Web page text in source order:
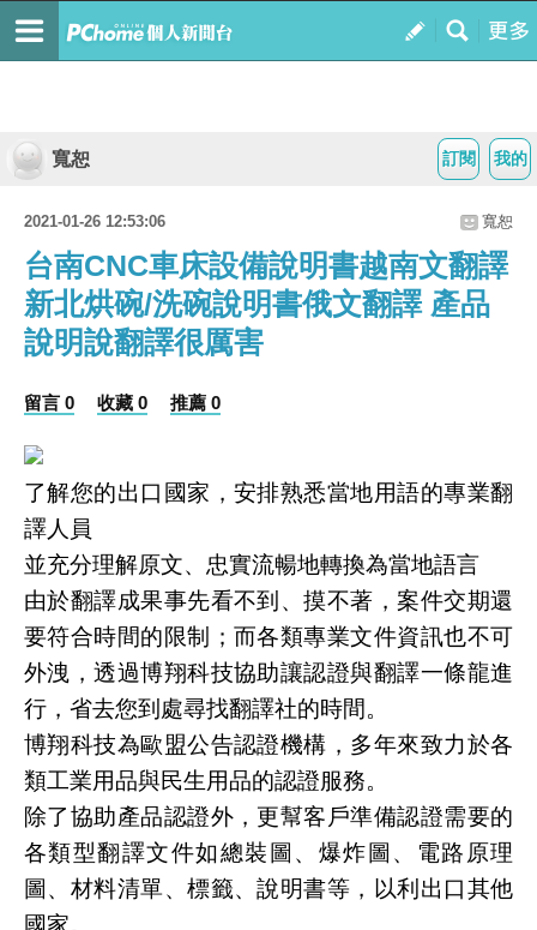
我的
訂閱
寬恕
2021-01-26 12:53:06 寬恕
台南CNC車床設備說明書越南文翻譯
新北烘碗/洗碗說明書俄文翻譯 產品
說明說翻譯很厲害
留言 0 收藏 0 推薦 0
了解您的出口國家，安排熟悉當地用語的專業翻
譯人員
並充分理解原文、忠實流暢地轉換為當地語言
由於翻譯成果事先看不到、摸不著，案件交期還
要符合時間的限制；而各類專業文件資訊也不可
外洩，透過博翔科技協助讓認證與翻譯一條龍進
行，省去您到處尋找翻譯社的時間。
博翔科技為歐盟公告認證機構，多年來致力於各
類工業用品與民生用品的認證服務。
除了協助產品認證外，更幫客戶準備認證需要的
各類型翻譯文件如總裝圖、爆炸圖、電路原理
圖、材料清單、標籤、說明書等，以利出口其他
國家。